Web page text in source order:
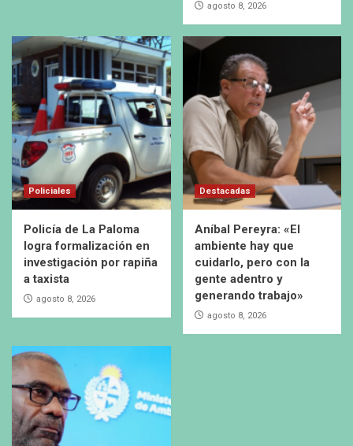
agosto 8, 2026
Policiales
Policía de La Paloma
logra formalización en
investigación por rapiña
a taxista
agosto 8, 2026
Destacadas
Aníbal Pereyra: «El
ambiente hay que
cuidarlo, pero con la
gente adentro y
generando trabajo»
agosto 8, 2026